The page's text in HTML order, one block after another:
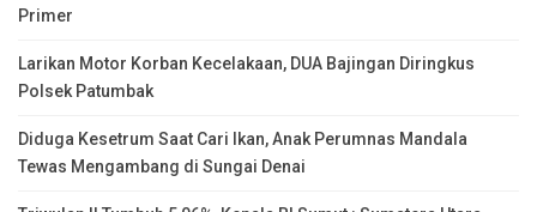
Primer
Larikan Motor Korban Kecelakaan, DUA Bajingan Diringkus
Polsek Patumbak
Diduga Kesetrum Saat Cari Ikan, Anak Perumnas Mandala
Tewas Mengambang di Sungai Denai